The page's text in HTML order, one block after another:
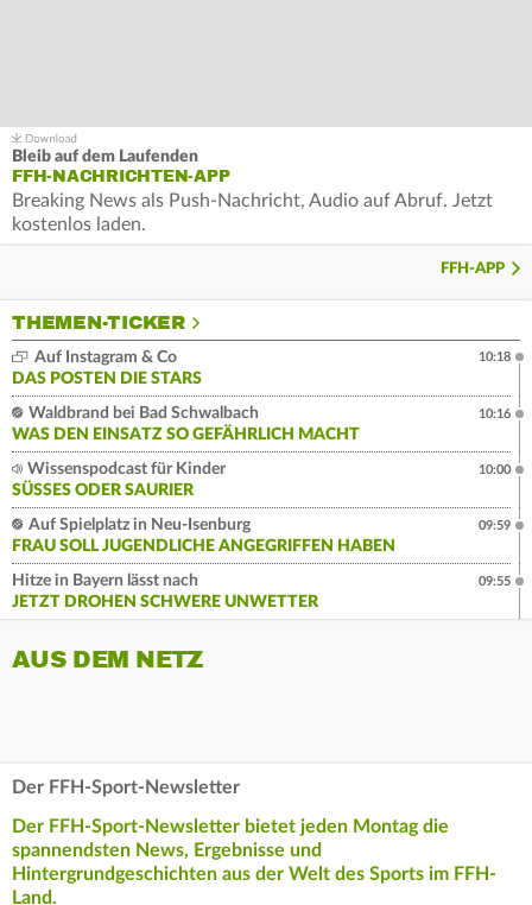
Bleib auf dem Laufenden
FFH-NACHRICHTEN-APP
Breaking News als Push-Nachricht, Audio auf Abruf. Jetzt
kostenlos laden.
FFH-APP
THEMEN-TICKER
Auf Instagram & Co
DAS POSTEN DIE STARS
10:18
Waldbrand bei Bad Schwalbach
WAS DEN EINSATZ SO GEFÄHRLICH MACHT
10:16
Wissenspodcast für Kinder
SÜSSES ODER SAURIER
10:00
Auf Spielplatz in Neu-Isenburg
FRAU SOLL JUGENDLICHE ANGEGRIFFEN HABEN
09:59
Hitze in Bayern lässt nach
JETZT DROHEN SCHWERE UNWETTER
09:55
AUS DEM NETZ
Der FFH-Sport-Newsletter
Der FFH-Sport-Newsletter bietet jeden Montag die
spannendsten News, Ergebnisse und
Hintergrundgeschichten aus der Welt des Sports im FFH-
Land.